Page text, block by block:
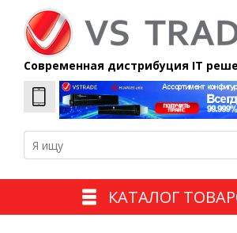
Современная дистрибуция IT
КАТАЛОГ